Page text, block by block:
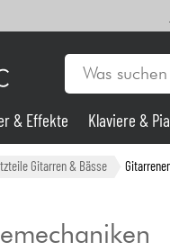
& Effekte Klaviere &
Gitarren & Bässe